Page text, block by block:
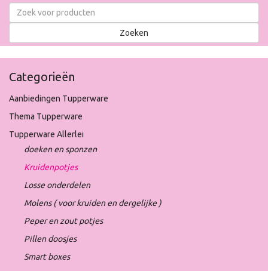
Categorieën
Aanbiedingen Tupperware
Thema Tupperware
Tupperware Allerlei
doeken en sponzen
Kruidenpotjes
Losse onderdelen
Molens ( voor kruiden en dergelijke )
Peper en zout potjes
Pillen doosjes
Smart boxes